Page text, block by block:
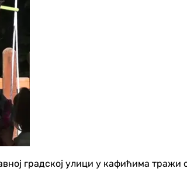
градској улици у кафићима тражи